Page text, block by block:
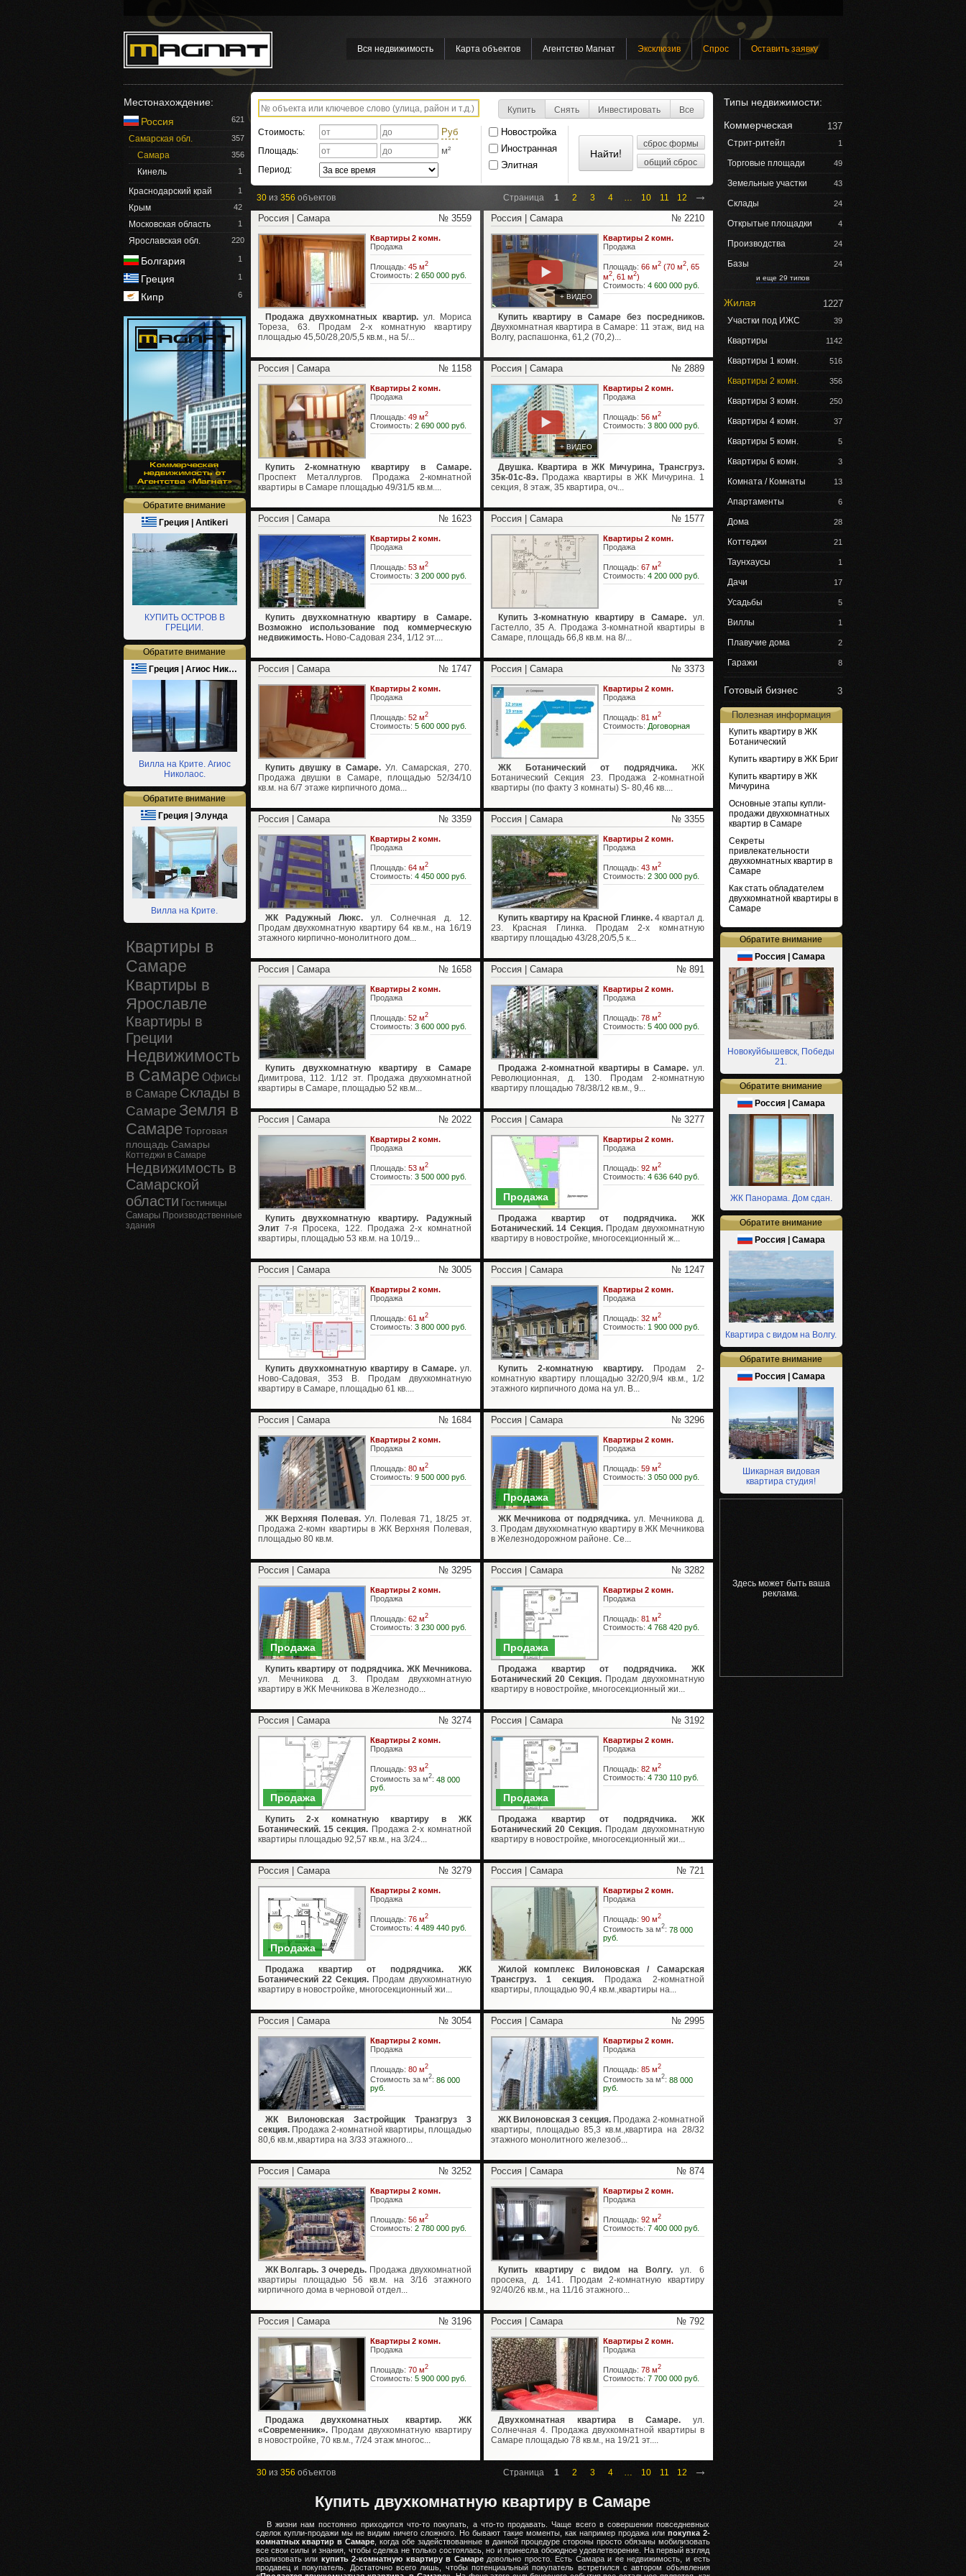
Вся недвижимость Карта объектов Агентство Магнат Эксклюзив Спрос Оставить заявку
Местонахождение:
Россия
621
Самарская обл. 357
Самара 356
Кинель 1
Краснодарский край 1
Крым 42
Московская область 1
Ярославская обл. 220
Болгария 1
Греция 1
Кипр 6
Обратите внимание
Греция | Antikeri
КУПИТЬ ОСТРОВ В
ГРЕЦИИ.
Обратите внимание
Греция | Агиос Ник…
Вилла на Крите. Агиос
Николаос.
Обратите внимание
Греция | Элунда
Вилла на Крите.
Квартиры в
Самаре
Квартиры в
Ярославле
Квартиры в
Греции
Недвижимость
в Самаре Офисы
в Самаре Склады в
Самаре Земля в
Самаре Торговая
площадь Самары
Коттеджи в Самаре
Недвижимость в
Самарской
области Гостиницы
Самары Производственные
здания
Купить Снять Инвестировать Все
Стоимость: Руб
Площадь: м²
Период:
Новостройка
Иностранная
Элитная
30 из 356 объектов Страница 1 2 3 4 … 10 11 12 →
Россия | Самара № 3559
Квартиры 2 комн.
Продажа
Площадь: 45 м2
Стоимость: 2 650 000 руб.
Продажа двухкомнатных квартир.ул. Мориса
Тореза, 63. Продам 2-х комнатную квартиру
площадью 45,50/28,20/5,5 кв.м., на 5/...
Россия | Самара № 2210
+ ВИДЕО
Квартиры 2 комн.
Продажа
Площадь: 66 м2(70 м2, 65
м2, 61 м2)
Стоимость: 4 600 000 руб.
Купить квартиру в Самаре без посредников.
Двухкомнатная квартира в Самаре: 11 этаж, вид на
Волгу, распашонка, 61,2 (70,2)...
Россия | Самара № 1158
Квартиры 2 комн.
Продажа
Площадь: 49 м2
Стоимость: 2 690 000 руб.
Купить 2-комнатную квартиру в Самаре.
Проспект Металлургов. Продажа 2-комнатной
квартиры в Самаре площадью 49/31/5 кв.м....
Россия | Самара № 2889
+ ВИДЕО
Квартиры 2 комн.
Продажа
Площадь: 56 м2
Стоимость: 3 800 000 руб.
Двушка. Квартира в ЖК Мичурина, Трансгруз.
35к-01с-8э. Продажа квартиры в ЖК Мичурина. 1
секция, 8 этаж, 35 квартира, оч...
Россия | Самара № 1623
Квартиры 2 комн.
Продажа
Площадь: 53 м2
Стоимость: 3 200 000 руб.
Купить двухкомнатную квартиру в Самаре.
Возможно использование под коммерческую
недвижимость.Ново-Садовая 234, 1/12 эт....
Россия | Самара № 1577
Квартиры 2 комн.
Продажа
Площадь: 67 м2
Стоимость: 4 200 000 руб.
Купить 3-комнатную квартиру в Самаре.ул.
Гастелло, 35 А. Продажа 3-комнатной квартиры в
Самаре, площадь 66,8 кв.м. на 8/...
Россия | Самара № 1747
Квартиры 2 комн.
Продажа
Площадь: 52 м2
Стоимость: 5 600 000 руб.
Купить двушку в Самаре.Ул. Самарская, 270.
Продажа двушки в Самаре, площадью 52/34/10
кв.м. на 6/7 этаже кирпичного дома...
Россия | Самара № 3373
Квартиры 2 комн.
Продажа
Площадь: 81 м2
Стоимость: Договорная
ЖК Ботанический от подрядчика.ЖК
Ботанический Секция 23. Продажа 2-комнатной
квартиры (по факту 3 комнаты) S- 80,46 кв....
Россия | Самара № 3359
Квартиры 2 комн.
Продажа
Площадь: 64 м2
Стоимость: 4 450 000 руб.
ЖК Радужный Люкс. ул. Солнечная д. 12.
Продам двухкомнатную квартиру 64 кв.м., на 16/19
этажного кирпично-монолитного дом...
Россия | Самара № 3355
Квартиры 2 комн.
Продажа
Площадь: 43 м2
Стоимость: 2 300 000 руб.
Купить квартиру на Красной Глинке.4 квартал д.
23. Красная Глинка. Продам 2-х комнатную
квартиру площадью 43/28,20/5,5 к...
Россия | Самара № 1658
Квартиры 2 комн.
Продажа
Площадь: 52 м2
Стоимость: 3 600 000 руб.
Купить двухкомнатную квартиру в Самаре
Димитрова, 112. 1/12 эт. Продажа двухкомнатной
квартиры в Самаре, площадью 52 кв.м...
Россия | Самара № 891
Квартиры 2 комн.
Продажа
Площадь: 78 м2
Стоимость: 5 400 000 руб.
Продажа 2-комнатной квартиры в Самаре.ул.
Революционная, д. 130. Продам 2-комнатную
квартиру площадью 78/38/12 кв.м., 9...
Россия | Самара № 2022
Квартиры 2 комн.
Продажа
Площадь: 53 м2
Стоимость: 3 500 000 руб.
Купить двухкомнатную квартиру. Радужный
Элит7-я Просека, 122. Продажа 2-х комнатной
квартиры, площадью 53 кв.м. на 10/19...
Россия | Самара № 3277
Продажа
Квартиры 2 комн.
Продажа
Площадь: 92 м2
Стоимость: 4 636 640 руб.
Продажа квартир от подрядчика. ЖК
Ботанический. 14 Секция.Продам двухкомнатную
квартиру в новостройке, многосекционный ж...
Россия | Самара № 3005
Квартиры 2 комн.
Продажа
Площадь: 61 м2
Стоимость: 3 800 000 руб.
Купить двухкомнатную квартиру в Самаре.ул.
Ново-Садовая, 353 В. Продам двухкомнатную
квартиру в Самаре, площадью 61 кв....
Россия | Самара № 1247
Квартиры 2 комн.
Продажа
Площадь: 32 м2
Стоимость: 1 900 000 руб.
Купить 2-комнатную квартиру. Продам 2-
комнатную квартиру площадью 32/20,9/4 кв.м., 1/2
этажного кирпичного дома на ул. В...
Россия | Самара № 1684
Квартиры 2 комн.
Продажа
Площадь: 80 м2
Стоимость: 9 500 000 руб.
ЖК Верхняя Полевая.Ул. Полевая 71, 18/25 эт.
Продажа 2-комн квартиры в ЖК Верхняя Полевая,
площадью 80 кв.м.
Россия | Самара № 3296
Продажа
Квартиры 2 комн.
Продажа
Площадь: 59 м2
Стоимость: 3 050 000 руб.
ЖК Мечникова от подрядчика. ул. Мечникова д.
3. Продам двухкомнатную квартиру в ЖК Мечникова
в Железнодорожном районе. Се...
Россия | Самара № 3295
Продажа
Квартиры 2 комн.
Продажа
Площадь: 62 м2
Стоимость: 3 230 000 руб.
Купить квартиру от подрядчика. ЖК Мечникова.
ул. Мечникова д. 3. Продам двухкомнатную
квартиру в ЖК Мечникова в Железнодо...
Россия | Самара № 3282
Продажа
Квартиры 2 комн.
Продажа
Площадь: 81 м2
Стоимость: 4 768 420 руб.
Продажа квартир от подрядчика. ЖК
Ботанический 20 Секция. Продам двухкомнатную
квартиру в новостройке, многосекционный жи...
Россия | Самара № 3274
Продажа
Квартиры 2 комн.
Продажа
Площадь: 93 м2
Стоимость за м2: 48 000
руб.
Купить 2-х комнатную квартиру в ЖК
Ботанический. 15 секция. Продажа 2-х комнатной
квартиры площадью 92,57 кв.м., на 3/24...
Россия | Самара № 3192
Продажа
Квартиры 2 комн.
Продажа
Площадь: 82 м2
Стоимость: 4 730 110 руб.
Продажа квартир от подрядчика. ЖК
Ботанический 20 Секция. Продам двухкомнатную
квартиру в новостройке, многосекционный жи...
Россия | Самара № 3279
Продажа
Квартиры 2 комн.
Продажа
Площадь: 76 м2
Стоимость: 4 489 440 руб.
Продажа квартир от подрядчика. ЖК
Ботанический 22 Секция. Продам двухкомнатную
квартиру в новостройке, многосекционный жи...
Россия | Самара № 721
Квартиры 2 комн.
Продажа
Площадь: 90 м2
Стоимость за м2: 78 000
руб.
Жилой комплекс Вилоновская / Самарская
Трансгруз. 1 секция. Продажа 2-комнатной
квартиры, площадью 90,4 кв.м.,квартиры на...
Россия | Самара № 3054
Квартиры 2 комн.
Продажа
Площадь: 80 м2
Стоимость за м2: 86 000
руб.
ЖК Вилоновская Застройщик Транзгруз 3
секция.Продажа 2-комнатной квартиры, площадью
80,6 кв.м.,квартира на 3/33 этажного...
Россия | Самара № 2995
Квартиры 2 комн.
Продажа
Площадь: 85 м2
Стоимость за м2: 88 000
руб.
ЖК Вилоновская 3 секция.Продажа 2-комнатной
квартиры, площадью 85,3 кв.м.,квартира на 28/32
этажного монолитного железоб...
Россия | Самара № 3252
Квартиры 2 комн.
Продажа
Площадь: 56 м2
Стоимость: 2 780 000 руб.
ЖК Волгарь. 3 очередь. Продажа двухкомнатной
квартиры площадью 56 кв.м. на 3/16 этажного
кирпичного дома в черновой отдел...
Россия | Самара № 874
Квартиры 2 комн.
Продажа
Площадь: 92 м2
Стоимость: 7 400 000 руб.
Купить квартиру с видом на Волгу.ул. 6
просека, д. 141. Продам 2-комнатную квартиру
92/40/26 кв.м., на 11/16 этажного...
Россия | Самара № 3196
Квартиры 2 комн.
Продажа
Площадь: 70 м2
Стоимость: 5 900 000 руб.
Продажа двухкомнатных квартир. ЖК
«Современник».Продам двухкомнатную квартиру
в новостройке, 70 кв.м., 7/24 этаж многос...
Россия | Самара № 792
Квартиры 2 комн.
Продажа
Площадь: 78 м2
Стоимость: 7 700 000 руб.
Двухкомнатная квартира в Самаре.ул.
Солнечная 4. Продажа двухкомнатной квартиры в
Самаре площадью 78 кв.м., на 19/21 эт....
30 из 356 объектов Страница 1 2 3 4 … 10 11 12 →
Купить двухкомнатную квартиру в Самаре
В жизни нам постоянно приходится что-то покупать, а что-то продавать. Чаще всего в совершении повседневных
сделок купли-продажи мы не видим ничего сложного. Но бывают такие моменты, как например продажа или покупка 2-
комнатных квартир в Самаре , когда обе задействованные в данной процедуре стороны просто обязаны мобилизовать
все свои силы и знания, чтобы сделка не только состоялась, но и принесла обоюдное удовлетворение. На первый взгляд
реализовать или купить 2-комнатную квартиру в Самаредовольно просто. Есть Самара и ее недвижимость, и есть
продавец и покупатель. Достаточно всего лишь, чтобы потенциальный покупатель встретился с автором объявления
Типы недвижимости:
137
Коммерческая
1
Стрит-ритейл
49
Торговые площади
43
Земельные участки
24
Склады
4
Открытые площадки
24
Производства
24
Базы
и еще 29 типов
1227
Жилая
39
Участки под ИЖС
1142
Квартиры
516
Квартиры 1 комн.
356
Квартиры 2 комн.
250
Квартиры 3 комн.
37
Квартиры 4 комн.
5
Квартиры 5 комн.
3
Квартиры 6 комн.
13
Комната / Комнаты
6
Апартаменты
28
Дома
21
Коттеджи
1
Таунхаусы
17
Дачи
5
Усадьбы
1
Виллы
2
Плавучие дома
8
Гаражи
3
Готовый бизнес
Полезная информация
Купить квартиру в ЖК
Ботанический
Купить квартиру в ЖК Бриг
Купить квартиру в ЖК
Мичурина
Основные этапы купли-
продажи двухкомнатных
квартир в Самаре
Секреты
привлекательности
двухкомнатных квартир в
Самаре
Как стать обладателем
двухкомнатной квартиры в
Самаре
Обратите внимание
Россия | Самара
Новокуйбышевск, Победы
21.
Обратите внимание
Россия | Самара
ЖК Панорама. Дом сдан.
Обратите внимание
Россия | Самара
Квартира с видом на Волгу.
Обратите внимание
Россия | Самара
Шикарная видовая
квартира студия!
Здесь может быть ваша
реклама.